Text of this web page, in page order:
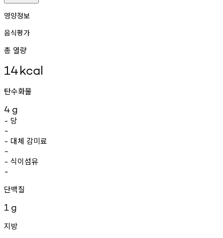
영양정보
음식평가
총 열량
14kcal
탄수화물
4 g
- 당
-
- 대체 감미료
-
- 식이섬유
-
단백질
1 g
지방